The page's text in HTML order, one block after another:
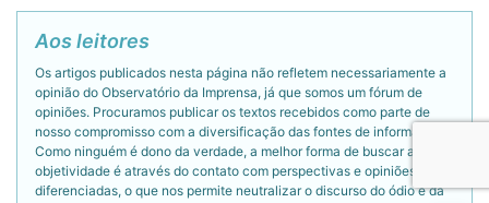
Aos leitores
Os artigos publicados nesta página não refletem necessariamente a
opinião do Observatório da Imprensa, já que somos um fórum de
opiniões. Procuramos publicar os textos recebidos como parte de
nosso compromisso com a diversificação das fontes de informação.
Como ninguém é dono da verdade, a melhor forma de buscar a
objetividade é através do contato com perspectivas e opiniões
diferenciadas, o que nos permite neutralizar o discurso do ódio e da